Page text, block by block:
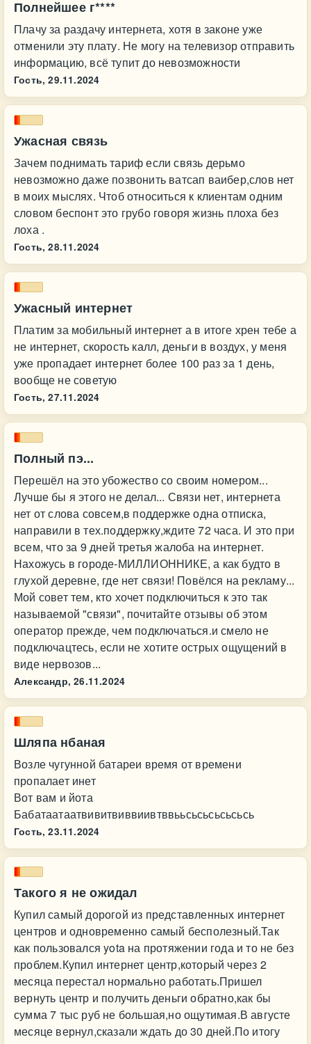
Полнейшее г****
Плачу за раздачу интернета, хотя в законе уже
отменили эту плату. Не могу на телевизор отправить
информацию, всё тупит до невозможности
Гость, 29.11.2024
Ужасная связь
Зачем поднимать тариф если связь дерьмо
невозможно даже позвонить ватсап ваибер,слов нет
в моих мыслях. Чтоб относиться к клиентам одним
словом беспонт это грубо говоря жизнь плоха без
лоха .
Гость, 28.11.2024
Ужасный интернет
Платим за мобильный интернет а в итоге хрен тебе а
не интернет, скорость калл, деньги в воздух, у меня
уже пропадает интернет более 100 раз за 1 день,
вообще не советую
Гость, 27.11.2024
Полный пэ...
Перешёл на это убожество со своим номером...
Лучше бы я этого не делал... Связи нет, интернета
нет от слова совсем,в поддержке одна отписка,
направили в тех.поддержку,ждите 72 часа. И это при
всем, что за 9 дней третья жалоба на интернет.
Нахожусь в городе-МИЛЛИОННИКЕ, а как будто в
глухой деревне, где нет связи! Повёлся на рекламу...
Мой совет тем, кто хочет подключиться к это так
называемой "связи", почитайте отзывы об этом
оператор прежде, чем подключаться.и смело не
подключацтесь, если не хотите острых ощущений в
виде нервозов...
Александр, 26.11.2024
Шляпа нбаная
Возле чугунной батареи время от времени
пропалает инет
Вот вам и йота
Бабатаатаатвивитвиввиивтввььсьсьсьсьсьсь
Гость, 23.11.2024
Такого я не ожидал
Купил самый дорогой из представленных интернет
центров и одновременно самый бесполезный.Так
как пользовался yota на протяжении года и то не без
проблем.Купил интернет центр,который через 2
месяца перестал нормально работать.Пришел
вернуть центр и получить деньги обратно,как бы
сумма 7 тыс руб не большая,но ощутимая.В августе
месяце вернул,сказали ждать до 30 дней.По итогу